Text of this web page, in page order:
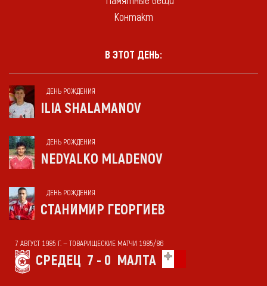
Контакт
В ЭТОТ ДЕНЬ:
ДЕНЬ РОЖДЕНИЯ
ILIA SHALAMANOV
ДЕНЬ РОЖДЕНИЯ
NEDYALKO MLADENOV
ДЕНЬ РОЖДЕНИЯ
СТАНИМИР ГЕОРГИЕВ
7 АВГУСТ 1985 Г. — ТОВАРИЩЕСКИЕ МАТЧИ 1985/86
СРЕДЕЦ 7 - 0 МАЛТА